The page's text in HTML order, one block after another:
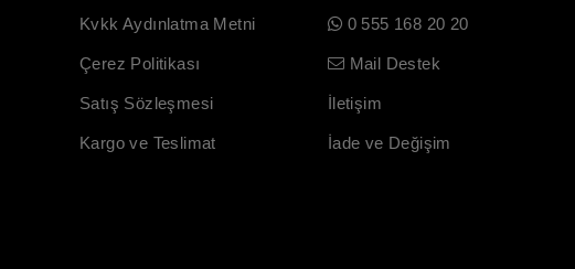
Kvkk Aydınlatma Metni
Çerez Politikası
Satış Sözleşmesi
Kargo ve Teslimat
0 555 168 20 20
Mail Destek
İletişim
İade ve Değişim